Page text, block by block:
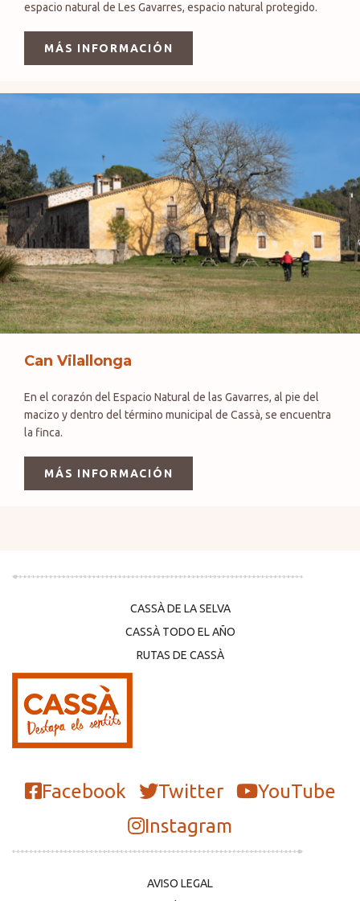
espacio natural de Les Gavarres, espacio natural protegido.
MÁS INFORMACIÓN
Can Vilallonga
En el corazón del Espacio Natural de las Gavarres, al pie del
macizo y dentro del término municipal de Cassà, se encuentra
la finca.
MÁS INFORMACIÓN
CASSÀ DE LA SELVA
CASSÀ TODO EL AÑO
RUTAS DE CASSÀ
Facebook Twitter
YouTube
Instagram
AVISO LEGAL